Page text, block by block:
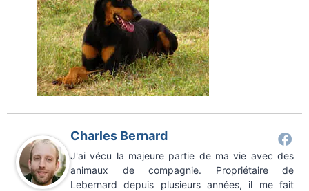
Charles Bernard
J'ai vécu la majeure partie de ma vie avec des
animaux de compagnie. Propriétaire de
Lebernard depuis plusieurs années, il me fait